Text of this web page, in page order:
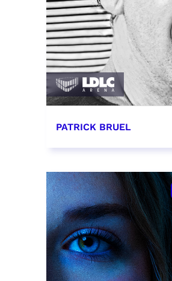
PATRICK BRUEL
RÉSERVER